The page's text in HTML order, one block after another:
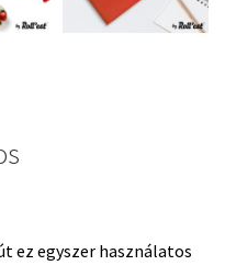
ez egyszer használatos